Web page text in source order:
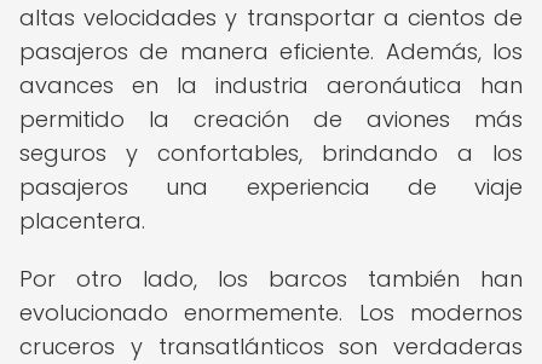
altas velocidades y transportar a cientos de
pasajeros de manera eficiente. Además, los
avances en la industria aeronáutica han
permitido la creación de aviones más
seguros y confortables, brindando a los
pasajeros una experiencia de viaje
placentera.
Por otro lado, los barcos también han
evolucionado enormemente. Los modernos
cruceros y transatlánticos son verdaderas